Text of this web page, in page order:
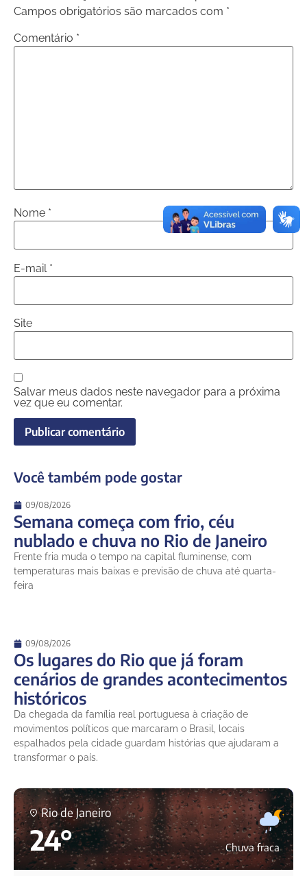
Campos obrigatórios são marcados com *
Comentário *
Nome *
E-mail *
Site
Salvar meus dados neste navegador para a próxima
vez que eu comentar.
Você também pode gostar
09/08/2026
Semana começa com frio, céu
nublado e chuva no Rio de Janeiro
Frente fria muda o tempo na capital fluminense, com
temperaturas mais baixas e previsão de chuva até quarta-
feira
09/08/2026
Os lugares do Rio que já foram
cenários de grandes acontecimentos
históricos
Da chegada da família real portuguesa à criação de
movimentos políticos que marcaram o Brasil, locais
espalhados pela cidade guardam histórias que ajudaram a
transformar o país.
Rio de Janeiro
24° Chuva fraca